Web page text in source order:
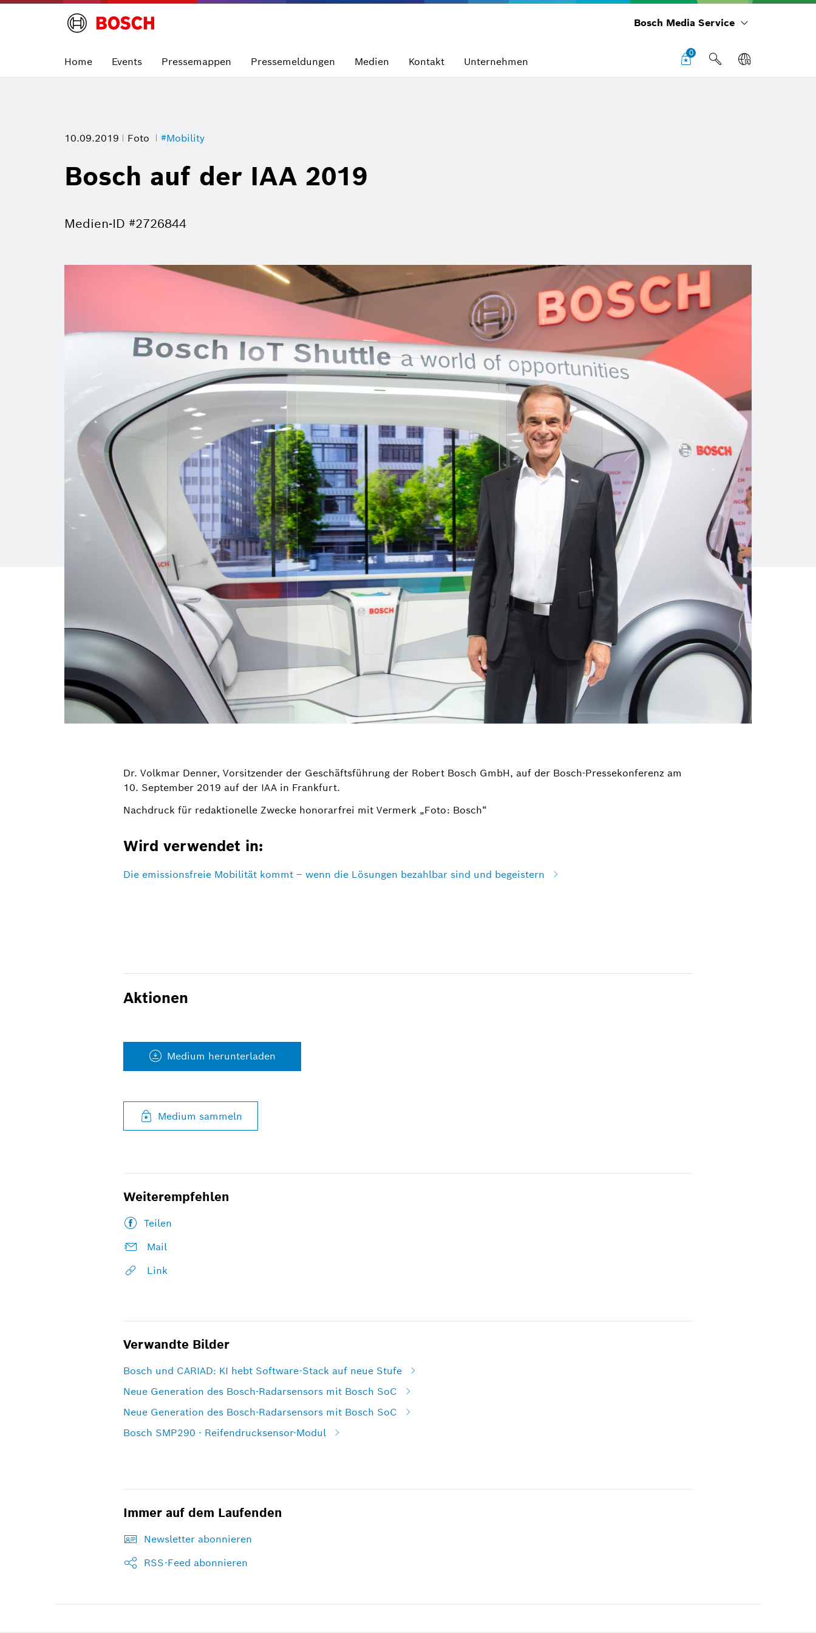
Bosch Media Service
Home Events Pressemappen Pressemeldungen Medien Kontakt Unternehmen
0
10.09.2019 Foto #Mobility
Bosch auf der IAA 2019
Medien-ID #2726844
Dr. Volkmar Denner, Vorsitzender der Geschäftsführung der Robert Bosch GmbH, auf der Bosch-Pressekonferenz am
10. September 2019 auf der IAA in Frankfurt.
Nachdruck für redaktionelle Zwecke honorarfrei mit Vermerk „Foto: Bosch“
Wird verwendet in:
Die emissionsfreie Mobilität kommt – wenn die Lösungen bezahlbar sind und begeistern
Aktionen
Medium herunterladen
Medium sammeln
Weiterempfehlen
Teilen
Mail
Link
Verwandte Bilder
Bosch und CARIAD: KI hebt Software-Stack auf neue Stufe
Neue Generation des Bosch-Radarsensors mit Bosch SoC
Neue Generation des Bosch-Radarsensors mit Bosch SoC
Bosch SMP290 - Reifendrucksensor-Modul
Immer auf dem Laufenden
Newsletter abonnieren
RSS-Feed abonnieren